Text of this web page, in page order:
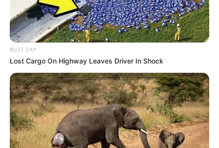
BUZZ DAY
Lost Cargo On Highway Leaves Driver In Shock